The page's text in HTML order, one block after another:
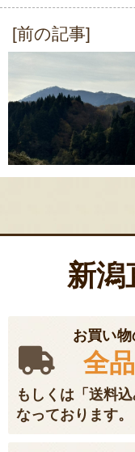
投
ナ
ビ
ゲ
[前の記事]
新
お買い
全
もしくは「送料
なっております。